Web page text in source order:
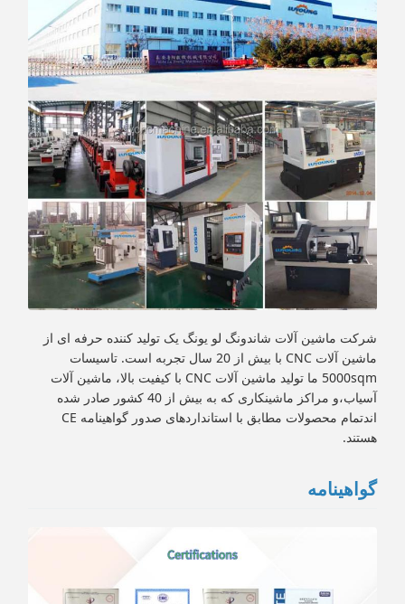
شرکت ماشین آلات شاندونگ لو یونگ یک تولید کننده حرفه ای از
ماشین آلات CNC با بیش از 20 سال تجربه است. تاسیسات
5000sqm ما تولید ماشین آلات CNC با کیفیت بالا، ماشین آلات
آسیاب،و مراکز ماشینکاری که به بیش از 40 کشور صادر شده
اندتمام محصولات مطابق با استانداردهای صدور گواهینامه CE
هستند.
گواهینامه